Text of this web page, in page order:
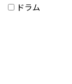
ドラム